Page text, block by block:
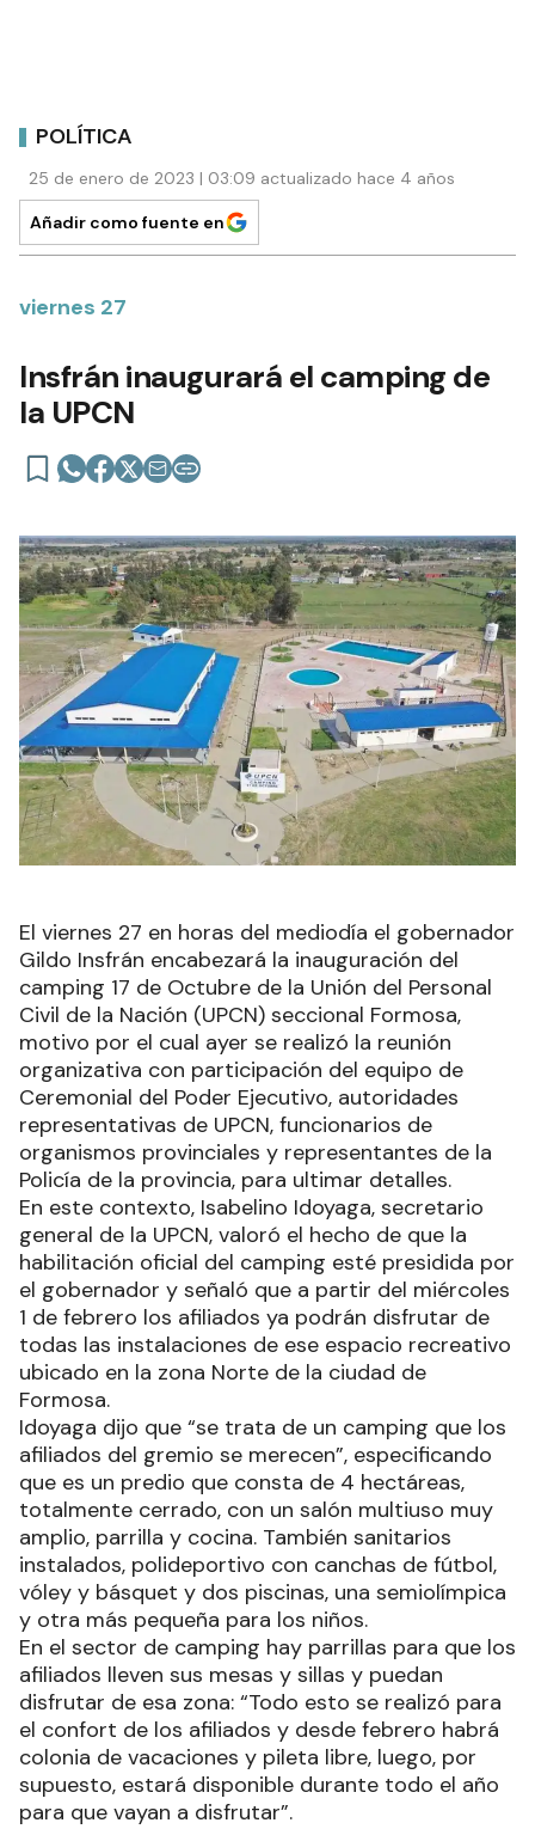
POLÍTICA
25 de enero de 2023 | 03:09 actualizado hace 4 años
Añadir como fuente en
viernes 27
Insfrán inaugurará el camping de
la UPCN
El viernes 27 en horas del mediodía el gobernador
Gildo Insfrán encabezará la inauguración del
camping 17 de Octubre de la Unión del Personal
Civil de la Nación (UPCN) seccional Formosa,
motivo por el cual ayer se realizó la reunión
organizativa con participación del equipo de
Ceremonial del Poder Ejecutivo, autoridades
representativas de UPCN, funcionarios de
organismos provinciales y representantes de la
Policía de la provincia, para ultimar detalles.
En este contexto, Isabelino Idoyaga, secretario
general de la UPCN, valoró el hecho de que la
habilitación oficial del camping esté presidida por
el gobernador y señaló que a partir del miércoles
1 de febrero los afiliados ya podrán disfrutar de
todas las instalaciones de ese espacio recreativo
ubicado en la zona Norte de la ciudad de
Formosa.
Idoyaga dijo que “se trata de un camping que los
afiliados del gremio se merecen”, especificando
que es un predio que consta de 4 hectáreas,
totalmente cerrado, con un salón multiuso muy
amplio, parrilla y cocina. También sanitarios
instalados, polideportivo con canchas de fútbol,
vóley y básquet y dos piscinas, una semiolímpica
y otra más pequeña para los niños.
En el sector de camping hay parrillas para que los
afiliados lleven sus mesas y sillas y puedan
disfrutar de esa zona: “Todo esto se realizó para
el confort de los afiliados y desde febrero habrá
colonia de vacaciones y pileta libre, luego, por
supuesto, estará disponible durante todo el año
para que vayan a disfrutar”.